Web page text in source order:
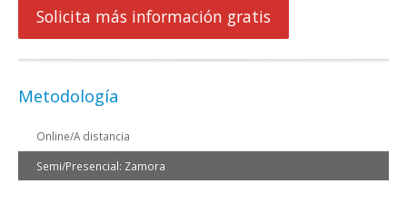
Solicita más información gratis
Metodología
Online/A distancia
Semi/Presencial: Zamora